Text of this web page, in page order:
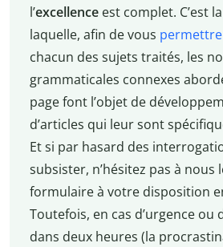
l’excellenceest complet. C’est
laquelle, afin de vous permettre
chacun des sujets traités, les
grammaticales connexes
page font l’objet de
d’articles qui leur sont
Et si par hasard des
subsister, n’hésitez pas à nous
formulaire à votre disposition
Toutefois, en cas d’urgence ou
dans deux heures (la